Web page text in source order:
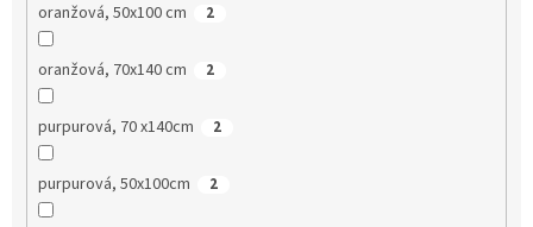
oranžová, 50x100 cm 2
oranžová, 70x140 cm 2
purpurová, 70 x140cm 2
purpurová, 50x100cm 2